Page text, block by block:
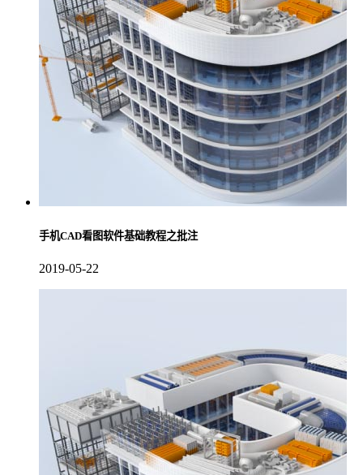
手机CAD看图软件基础教程之批注
2019-05-22